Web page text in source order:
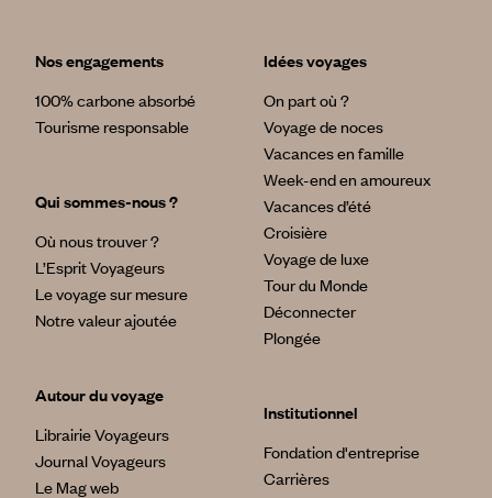
Nos engagements
100% carbone absorbé
Tourisme responsable
Qui sommes-nous ?
Où nous trouver ?
L’Esprit Voyageurs
Le voyage sur mesure
Notre valeur ajoutée
Autour du voyage
Librairie Voyageurs
Journal Voyageurs
Le Mag web
Idées voyages
On part où ?
Voyage de noces
Vacances en famille
Week-end en amoureux
Vacances d’été
Croisière
Voyage de luxe
Tour du Monde
Déconnecter
Plongée
Institutionnel
Fondation d'entreprise
Carrières